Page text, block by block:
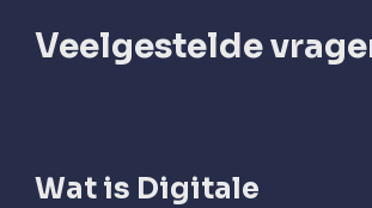
Veelgestelde
Wat is Digitale